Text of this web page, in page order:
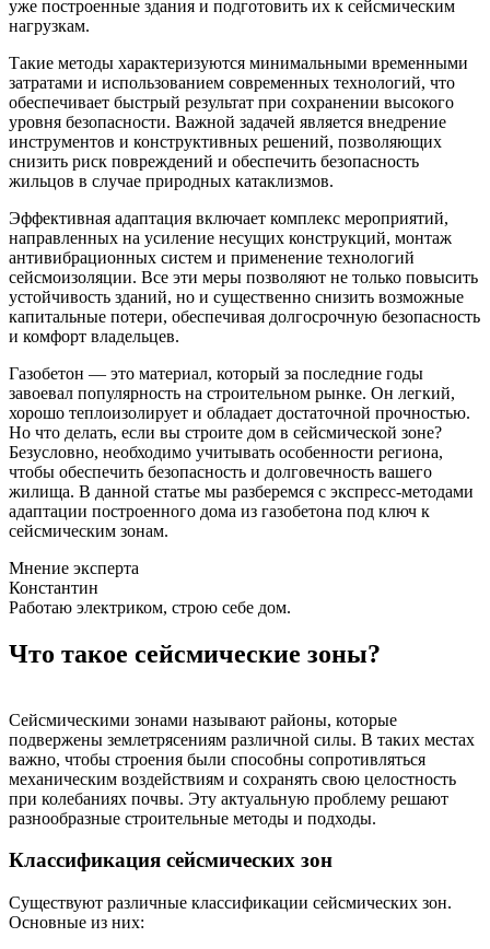
уже построенные здания и подготовить их к сейсмическим
нагрузкам.
Такие методы характеризуются минимальными временными
затратами и использованием современных технологий, что
обеспечивает быстрый результат при сохранении высокого
уровня безопасности. Важной задачей является внедрение
инструментов и конструктивных решений, позволяющих
снизить риск повреждений и обеспечить безопасность
жильцов в случае природных катаклизмов.
Эффективная адаптация включает комплекс мероприятий,
направленных на усиление несущих конструкций, монтаж
антивибрационных систем и применение технологий
сейсмоизоляции. Все эти меры позволяют не только повысить
устойчивость зданий, но и существенно снизить возможные
капитальные потери, обеспечивая долгосрочную безопасность
и комфорт владельцев.
Газобетон — это материал, который за последние годы
завоевал популярность на строительном рынке. Он легкий,
хорошо теплоизолирует и обладает достаточной прочностью.
Но что делать, если вы строите дом в сейсмической зоне?
Безусловно, необходимо учитывать особенности региона,
чтобы обеспечить безопасность и долговечность вашего
жилища. В данной статье мы разберемся с экспресс-методами
адаптации построенного дома из газобетона под ключ к
сейсмическим зонам.
Мнение эксперта
Константин
Работаю электриком, строю себе дом.
Что такое сейсмические зоны?
Сейсмическими зонами называют районы, которые
подвержены землетрясениям различной силы. В таких местах
важно, чтобы строения были способны сопротивляться
механическим воздействиям и сохранять свою целостность
при колебаниях почвы. Эту актуальную проблему решают
разнообразные строительные методы и подходы.
Классификация сейсмических зон
Существуют различные классификации сейсмических зон.
Основные из них: